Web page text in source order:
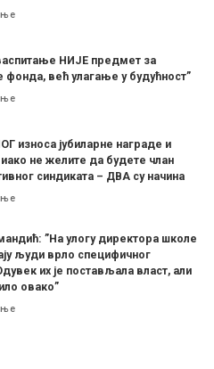
НИЈЕ предмет за
већ улагање у будућност”
износа јубиларне награде и
не желите да будете члан
синдиката – ДВА су начина
”На улогу директора школе
људи врло специфичног
их је постављала власт, али
овако”